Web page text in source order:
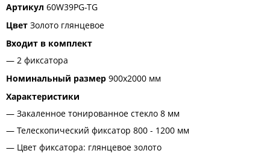
Артикул 60W39PG-TG
Цвет Золото глянцевое
Входит в комплект
2 фиксатора
Номинальный размер 900x2000 мм
Характеристики
Закаленное тонированное стекло 8 мм
Телескопический фиксатор 800 - 1200 мм
Цвет фиксатора: глянцевое золото